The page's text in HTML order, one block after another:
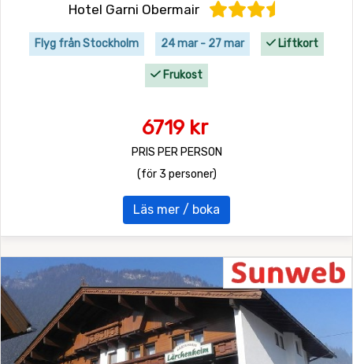
Hotel Garni Obermair
Flyg från Stockholm 24 mar - 27 mar Liftkort
Frukost
6719 kr
PRIS PER PERSON
(för 3 personer)
Läs mer / boka